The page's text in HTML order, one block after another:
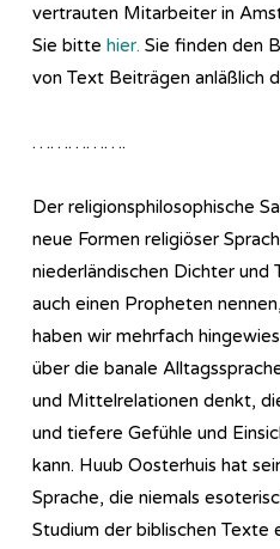
vertrauten Mitarbeiter in
Sie bitte hier. Sie finden den
von Text Beiträgen anläßlich
…………….
Der religionsphilosophische
neue Formen religiöser
niederländischen Dichter und
auch einen Propheten
haben wir mehrfach
über die banale
und Mittelrelationen denkt,
und tiefere Gefühle und
kann. Huub Oosterhuis hat
Sprache, die niemals
Studium der biblischen Texte